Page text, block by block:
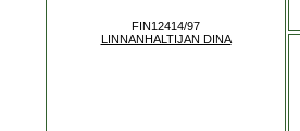
FIN12414/97
LINNANHALTIJAN DINA